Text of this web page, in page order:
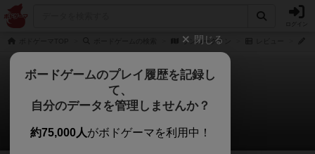
ランローグラン
ランローグラン
ぼーぐさんのレビュー
閉じる
ボードゲームのプレイ履歴を記録し
て、
自分のデータを管理しませんか？
約75,000人がボドゲーマを利用中！